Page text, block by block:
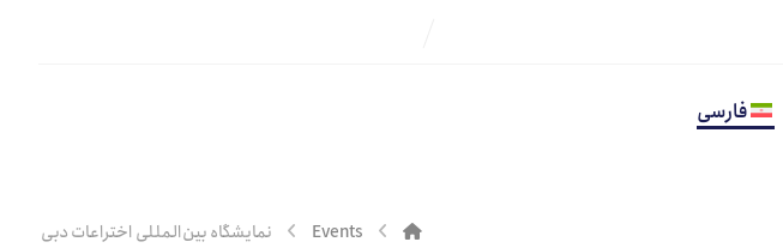
فارسی
Events نمایشگاه بین‌المللی اختراعات دبی